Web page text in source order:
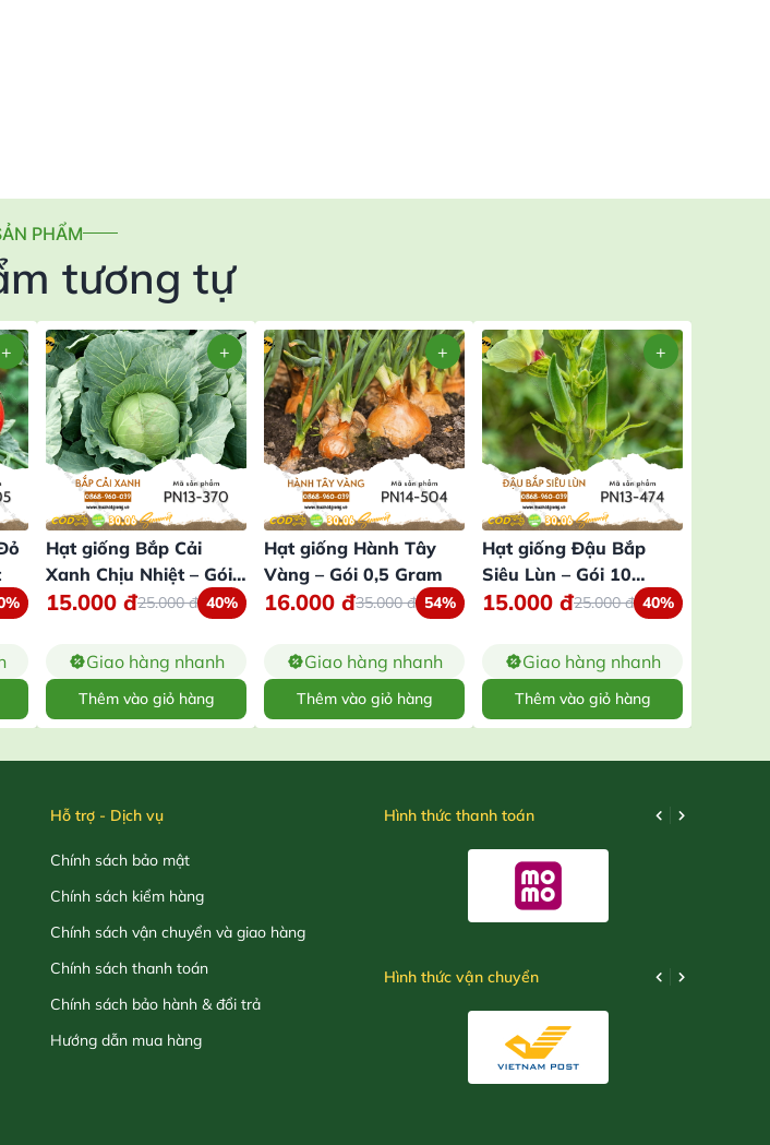
PHẨM
tương tự
Hạt giống Bắp Cải
Xanh Chịu Nhiệt – Gói
0,5 Gram
15.000 đ25.000đ 40%
Giao hàng nhanh
Thêm vào giỏ hàng
Hạt giống Hành Tây
Vàng – Gói 0,5 Gram
16.000 đ35.000đ 54%
Giao hàng nhanh
Thêm vào giỏ hàng
Hạt giống Đậu Bắp
Siêu Lùn – Gói 10
Gram
15.000 đ25.000đ 40%
Giao hàng nhanh
Thêm vào giỏ hàng
Hỗ trợ - Dịch vụ
Chính sách bảo mật
Chính sách kiểm hàng
Chính sách vận chuyển và giao hàng
Chính sách thanh toán
Chính sách bảo hành & đổi trả
Hướng dẫn mua hàng
Hình thức thanh toán
Hình thức vận chuyển